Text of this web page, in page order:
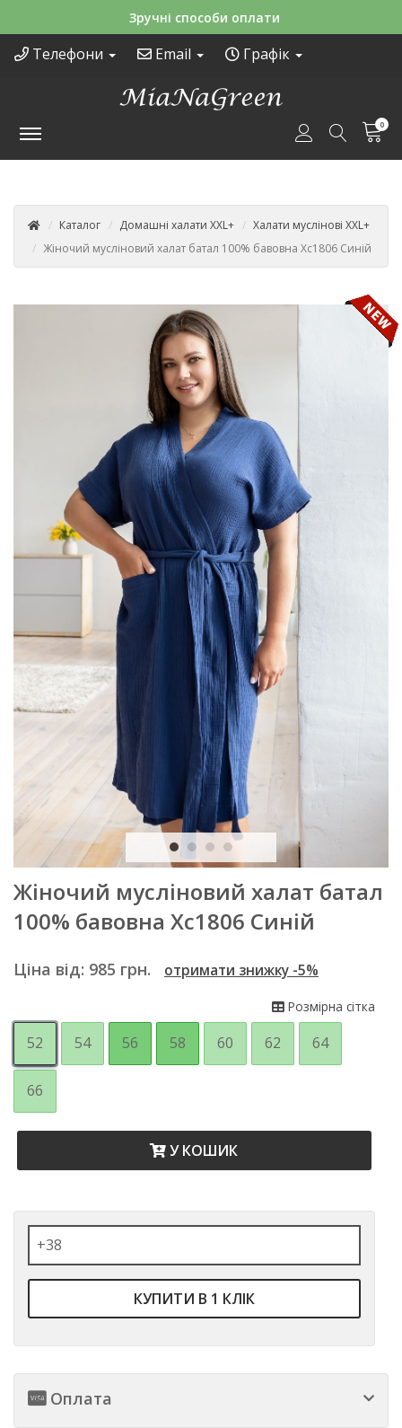
Зручні способи оплати
Телефони Email Графік
0
Каталог Домашні халати XXL+
Халати муслінові XXL+
Жіночий мусліновий халат батал 100% бавовна Хс1806 Синій
Жіночий мусліновий халат батал
100% бавовна Хс1806 Синій
Ціна від: 985 грн. отримати знижку -5%
Розмірна сітка
52 54 56 58 60 62 64
66
У КОШИК
КУПИТИ В 1 КЛІК
Оплата